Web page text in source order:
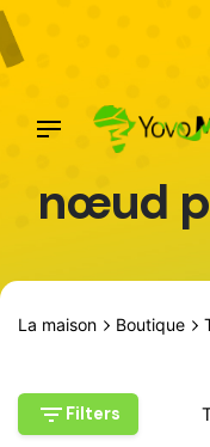
Aller
au
contenu
nœud
La maison Boutique
Filters